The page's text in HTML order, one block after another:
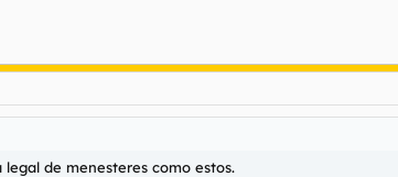
legal de menesteres como estos.